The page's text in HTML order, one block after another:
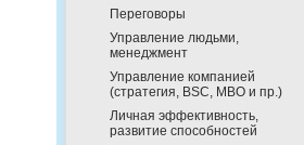
Переговоры
Управление людьми,
менеджмент
Управление компанией
(стратегия, BSC, MBO и пр.)
Личная эффективность,
развитие способностей